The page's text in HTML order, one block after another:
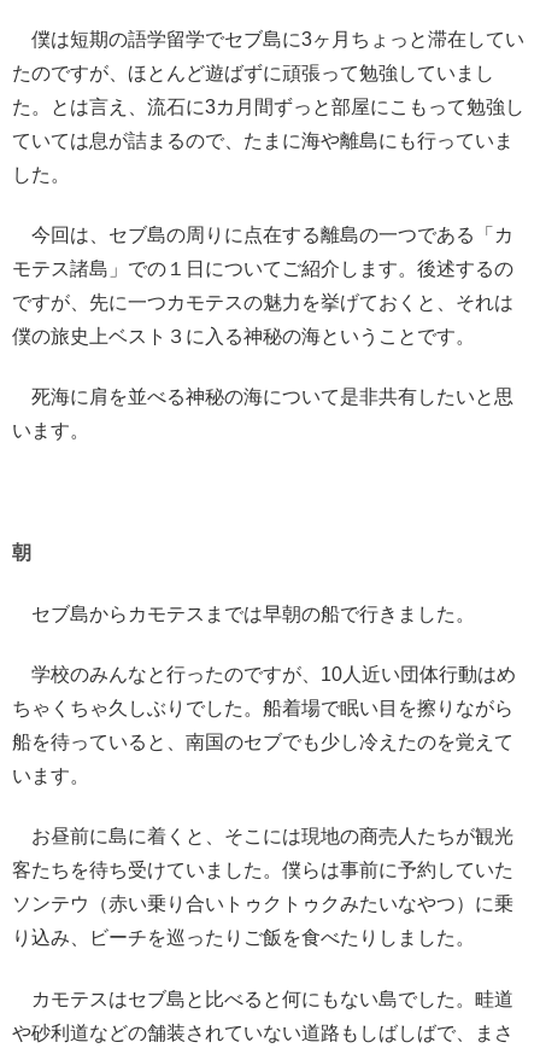
僕は短期の語学留学でセブ島に3ヶ月ちょっと滞在してい
たのですが、ほとんど遊ばずに頑張って勉強していまし
た。とは言え、流石に3カ月間ずっと部屋にこもって勉強し
ていては息が詰まるので、たまに海や離島にも行っていま
した。
今回は、セブ島の周りに点在する離島の一つである「カ
モテス諸島」での１日についてご紹介します。後述するの
ですが、先に一つカモテスの魅力を挙げておくと、それは
僕の旅史上ベスト３に入る神秘の海ということです。
死海に肩を並べる神秘の海について是非共有したいと思
います。
朝
セブ島からカモテスまでは早朝の船で行きました。
学校のみんなと行ったのですが、10人近い団体行動はめ
ちゃくちゃ久しぶりでした。船着場で眠い目を擦りながら
船を待っていると、南国のセブでも少し冷えたのを覚えて
います。
お昼前に島に着くと、そこには現地の商売人たちが観光
客たちを待ち受けていました。僕らは事前に予約していた
ソンテウ（赤い乗り合いトゥクトゥクみたいなやつ）に乗
り込み、ビーチを巡ったりご飯を食べたりしました。
カモテスはセブ島と比べると何にもない島でした。畦道
や砂利道などの舗装されていない道路もしばしばで、まさ